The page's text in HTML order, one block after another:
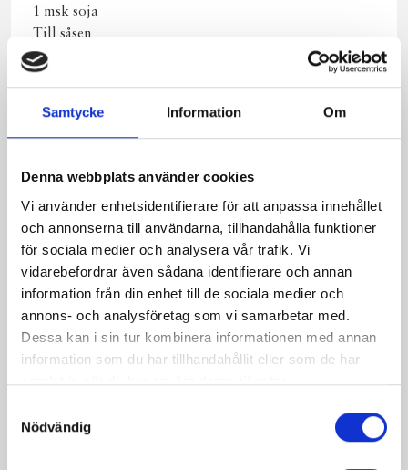
Samtycke Information Om
Denna webbplats använder cookies
Vi använder enhetsidentifierare för att anpassa innehållet
och annonserna till användarna, tillhandahålla funktioner
för sociala medier och analysera vår trafik. Vi
vidarebefordrar även sådana identifierare och annan
information från din enhet till de sociala medier och
annons- och analysföretag som vi samarbetar med.
Dessa kan i sin tur kombinera informationen med annan
information som du har tillhandahållit eller som de har
samlat in när du har använt deras tjänster.
Nödvändig
1 msk soja
Till såsen
2 dl grädde
1 dl chilisås
riven ost
Gör så här
Prova dig fram med chilisåsen och tabascon så det inte
blir för starkt.
Det går också med fläskfilé, men bryn den då först i
stekpanna tills den får fin färg.
Produkter i receptet: